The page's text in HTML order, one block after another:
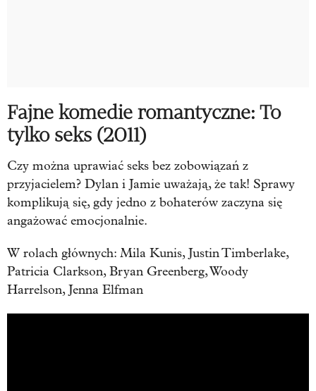
Fajne komedie romantyczne: To
tylko seks (2011)
Czy można uprawiać seks bez zobowiązań z
przyjacielem? Dylan i Jamie uważają, że tak! Sprawy
komplikują się, gdy jedno z bohaterów zaczyna się
angażować emocjonalnie.
W rolach głównych: Mila Kunis, Justin Timberlake,
Patricia Clarkson, Bryan Greenberg, Woody
Harrelson, Jenna Elfman